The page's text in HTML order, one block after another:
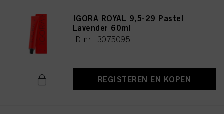
IGORA ROYAL 9,5-29 Pastel
Lavender 60ml
ID-nr. 3075095
REGISTEREN EN KOPEN